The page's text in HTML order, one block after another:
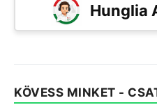
Hunglia
KÖVESS MINKET -